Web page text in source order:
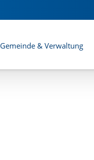
Gemeinde & Verwaltung